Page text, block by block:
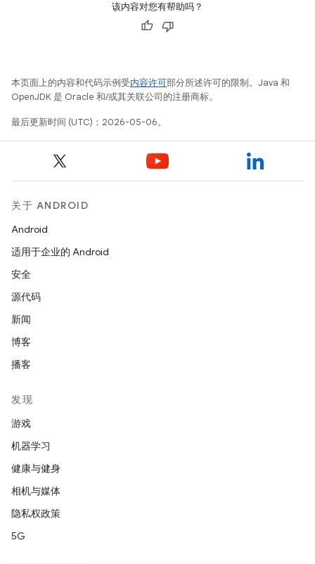
该内容对您有帮助吗？
本页面上的内容和代码示例受内容许可部分所述许可的限制。Java 和
OpenJDK 是 Oracle 和/或其关联公司的注册商标。
最后更新时间 (UTC)：2026-05-06。
关于 ANDROID
Android
适用于企业的 Android
安全
源代码
新闻
博客
播客
发现
游戏
机器学习
健康与健身
相机与媒体
隐私权政策
5G